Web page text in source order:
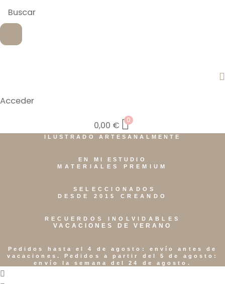
Acceder
0,00 € 0
ILUSTRADO ARTESANALMENTE
EN MI ESTUDIO
MATERIALES PREMIUM
SELECCIONADOS
DESDE 2015 CREANDO
RECUERDOS INOLVIDABLES
VACACIONES DE VERANO
Pedidos hasta el 4 de agosto: envío antes de
vacaciones. Pedidos a partir del 5 de agosto:
envío la semana del 24 de agosto.